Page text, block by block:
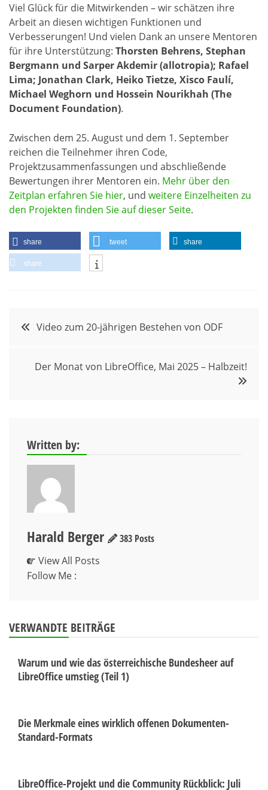
Viel Glück für die Mitwirkenden – wir schätzen ihre
Arbeit an diesen wichtigen Funktionen und
Verbesserungen! Und vielen Dank an unsere Mentoren
für ihre Unterstützung: Thorsten Behrens, Stephan
Bergmann und Sarper Akdemir (allotropia); Rafael
Lima; Jonathan Clark, Heiko Tietze, Xisco Faulí,
Michael Weghorn und Hossein Nourikhah (The
Document Foundation).
Zwischen dem 25. August und dem 1. September
reichen die Teilnehmer ihren Code,
Projektzusammenfassungen und abschließende
Bewertungen ihrer Mentoren ein. Mehr über den
Zeitplan erfahren Sie hier, und weitere Einzelheiten zu
den Projekten finden Sie auf dieser Seite.
share tweet share
share
Beitragsnavigation
Video zum 20-jährigen Bestehen von ODF
Der Monat von LibreOffice, Mai 2025 – Halbzeit!
Written by:
Harald Berger
383 Posts
View All Posts
Follow Me :
VERWANDTE BEITRÄGE
Warum und wie das österreichische Bundesheer auf
LibreOffice umstieg (Teil 1)
Die Merkmale eines wirklich offenen Dokumenten-
Standard-Formats
LibreOffice-Projekt und die Community Rückblick: Juli